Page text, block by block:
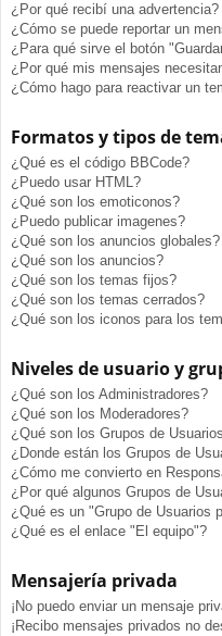
¿Por qué recibí una advertencia?
¿Cómo se puede reportar un
¿Para qué sirve el botón
¿Por qué mis mensajes
¿Cómo hago para reactivar un
Formatos y tipos de
¿Qué es el código BBCode?
¿Puedo usar HTML?
¿Qué son los emoticonos?
¿Puedo publicar imagenes?
¿Qué son los anuncios globales?
¿Qué son los anuncios?
¿Qué son los temas fijos?
¿Qué son los temas cerrados?
¿Qué son los iconos para los
Niveles de usuario y
¿Qué son los Administradores?
¿Qué son los Moderadores?
¿Qué son los Grupos de
¿Donde están los Grupos de
¿Cómo me convierto en
¿Por qué algunos Grupos de
¿Qué es un "Grupo de Usuarios
¿Qué es el enlace "El equipo"?
Mensajería privada
¡No puedo enviar un mensaje
¡Recibo mensajes privados no